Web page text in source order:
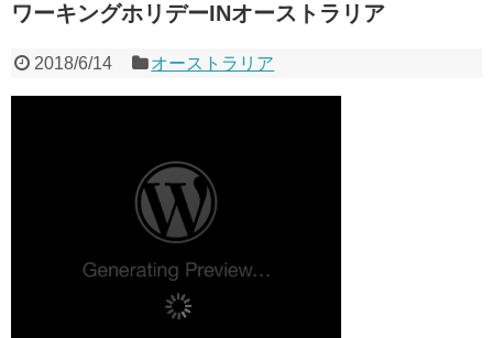
ワーキングホリデーINオーストラリア
2018/6/14 オーストラリア